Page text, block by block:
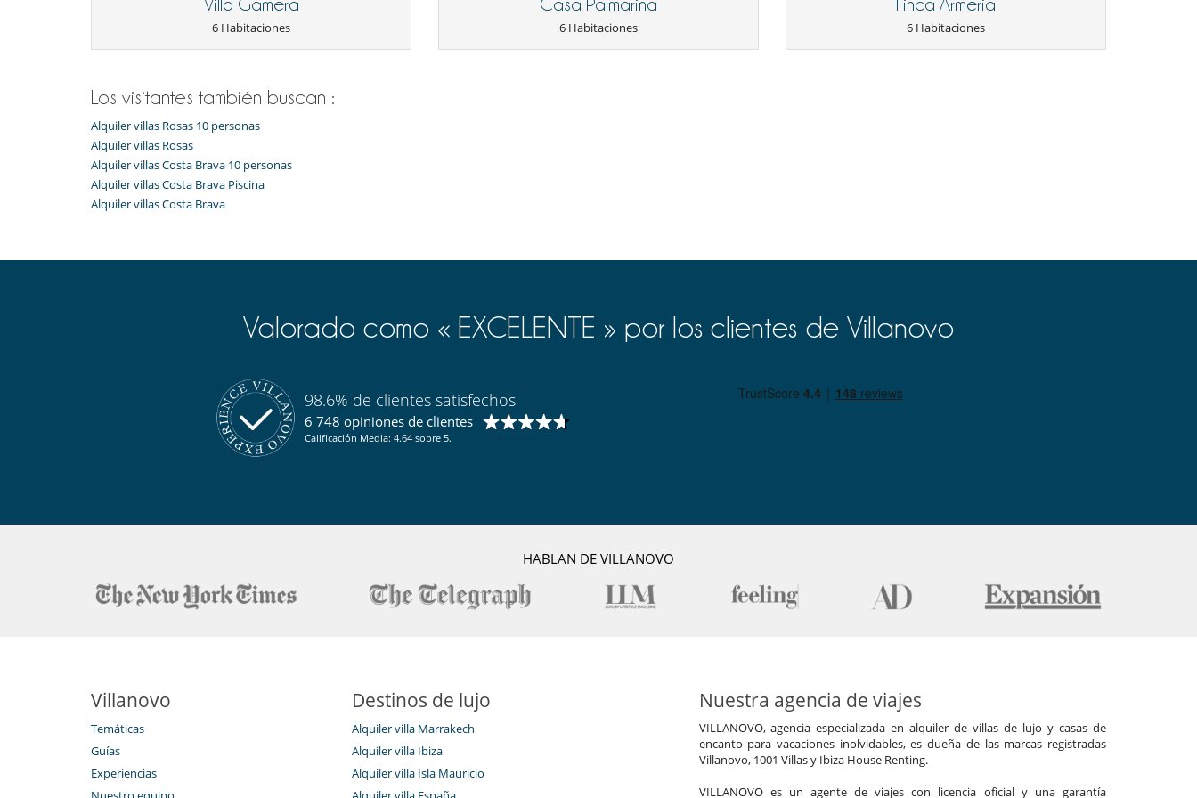
Tumbonas en la terraza
Niños
Los niños son bienvenidos
Ocios y actividades deportivas
Acceso a internet (wifi)
TV
Villa Gamera
6 Habitaciones
Casa Palmarina
6 Habitaciones
Finca Armeria
6 Habitaciones
Los visitantes también buscan :
Alquiler villas Rosas 10 personas
Alquiler villas Rosas
Alquiler villas Costa Brava 10 personas
Alquiler villas Costa Brava Piscina
Alquiler villas Costa Brava
Valorado como « EXCELENTE » por los clientes de Villanovo
98.6% de clientes satisfechos
6 748 opiniones de clientes
Calificación Media: 4.64 sobre 5.
HABLAN DE VILLANOVO
Villanovo
Temáticas
Guías
Experiencias
Destinos de lujo
Alquiler villa Marrakech
Alquiler villa Ibiza
Alquiler villa Isla Mauricio
Nuestra agencia de viajes
VILLANOVO, agencia especializada en alquiler de villas de lujo y casas de
encanto para vacaciones inolvidables, es dueña de las marcas registradas
Villanovo, 1001 Villas y Ibiza House Renting.
VILLANOVO es un agente de viajes con licencia oficial y una garantía